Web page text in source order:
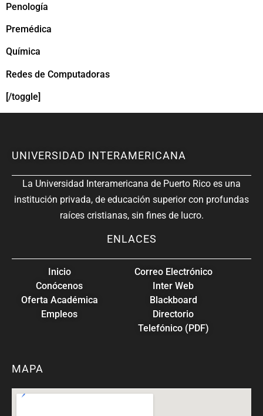
Penología
Premédica
Química
Redes de Computadoras
[/toggle]
UNIVERSIDAD INTERAMERICANA
La Universidad Interamericana de Puerto Rico es una
institución privada, de educación superior con profundas
raíces cristianas, sin fines de lucro.
ENLACES
Inicio
Conócenos
Oferta Académica
Empleos
Correo Electrónico
Inter Web
Blackboard
Directorio
Telefónico (PDF)
MAPA